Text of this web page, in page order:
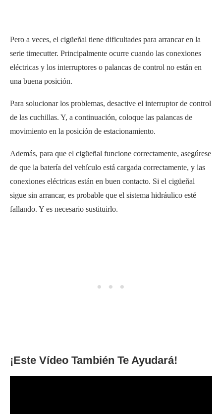
Pero a veces, el cigüeñal tiene dificultades para arrancar en la
serie timecutter. Principalmente ocurre cuando las conexiones
eléctricas y los interruptores o palancas de control no están en
una buena posición.
Para solucionar los problemas, desactive el interruptor de control
de las cuchillas. Y, a continuación, coloque las palancas de
movimiento en la posición de estacionamiento.
Además, para que el cigüeñal funcione correctamente, asegúrese
de que la batería del vehículo está cargada correctamente, y las
conexiones eléctricas están en buen contacto. Si el cigüeñal
sigue sin arrancar, es probable que el sistema hidráulico esté
fallando. Y es necesario sustituirlo.
¡Este Vídeo También Te Ayudará!